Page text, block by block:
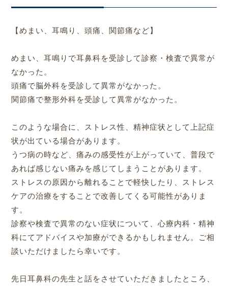
【めまい、耳鳴り、頭痛、関節痛など】
めまい、耳鳴りで耳鼻科を受診して診察・検査で異常が
なかった。
頭痛で脳外科を受診して異常がなかった。
関節痛で整形外科を受診して異常がなかった。
このような場合に、ストレス性、精神症状として上記症
状が出ている場合があります。
うつ病の時など、痛みの感受性が上がっていて、普段で
あれば感じない痛みを感じてしまうことがあります。
ストレスの原因から離れることで軽快したり、ストレス
ケアの治療をすることで改善してくる可能性がありま
す。
診察や検査で異常のない症状について、心療内科・精神
科にてアドバイスや加療ができるかもしれません。ご相
談いただけましたら幸いです。
先日耳鼻科の先生と話をさせていただきましたところ、